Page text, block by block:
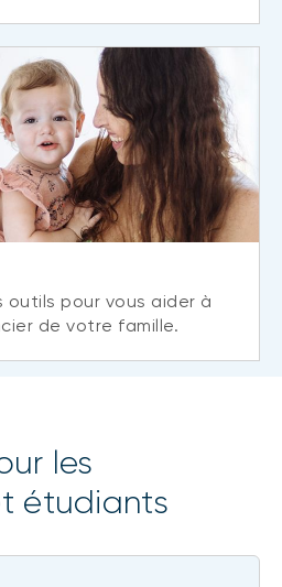
pour vous aider à
de votre famille.
les
étudiants